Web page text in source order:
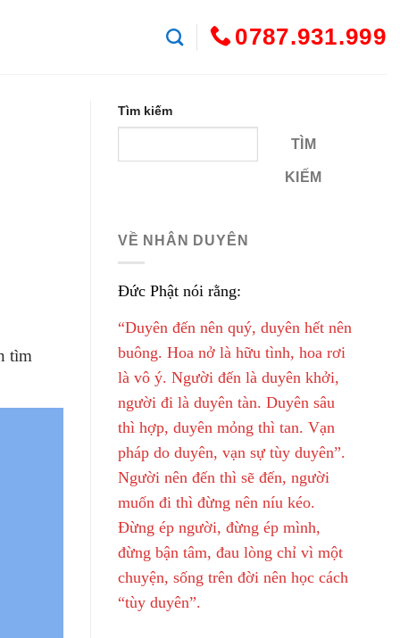
0787.931.999
tìm
Tìm kiếm
TÌM
KIẾM
VỀ NHÂN DUYÊN
Đức Phật nói rằng:
“Duyên đến nên quý, duyên hết nên
buông. Hoa nở là hữu tình, hoa rơi
là vô ý. Người đến là duyên khởi,
người đi là duyên tàn. Duyên sâu
thì hợp, duyên mỏng thì tan. Vạn
pháp do duyên, vạn sự tùy duyên”.
Người nên đến thì sẽ đến, người
muốn đi thì đừng nên níu kéo.
Đừng ép người, đừng ép mình,
đừng bận tâm, đau lòng chỉ vì một
chuyện, sống trên đời nên học cách
“tùy duyên”.